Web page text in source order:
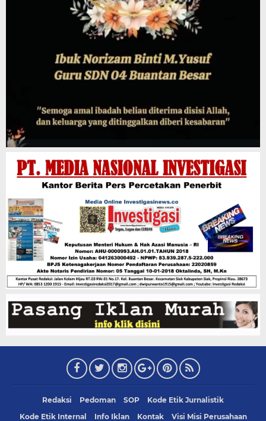
Redaksi Pedoman SOP
Kode Etik Jurnalistik
Kode Etik Internal
Info Iklan Kontak Visi Misi Perusahaan